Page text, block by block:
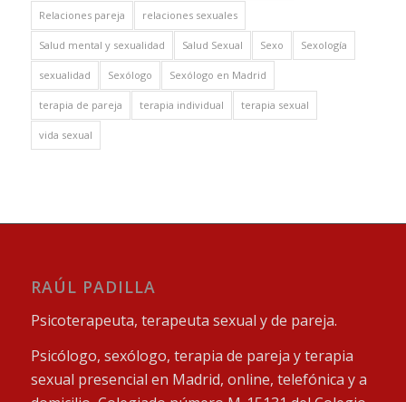
Relaciones pareja relaciones sexuales
Salud mental y sexualidad Salud Sexual Sexo Sexología
sexualidad Sexólogo Sexólogo en Madrid
terapia de pareja terapia individual terapia sexual
vida sexual
RAÚL PADILLA
Psicoterapeuta, terapeuta sexual y de pareja.
Psicólogo, sexólogo, terapia de pareja y terapia
sexual presencial en Madrid, online, telefónica y a